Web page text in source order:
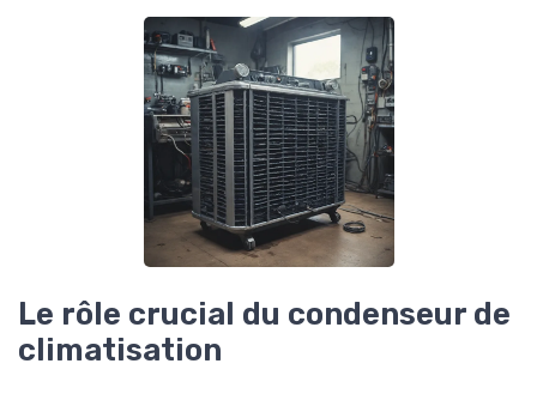
Le rôle crucial du condenseur de
climatisation